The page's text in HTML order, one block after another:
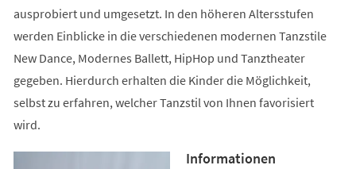
ausprobiert und umgesetzt. In den höheren Altersstufen
werden Einblicke in die verschiedenen modernen Tanzstile
New Dance, Modernes Ballett, HipHop und Tanztheater
gegeben. Hierdurch erhalten die Kinder die Möglichkeit,
selbst zu erfahren, welcher Tanzstil von Ihnen favorisiert
wird.
Informationen